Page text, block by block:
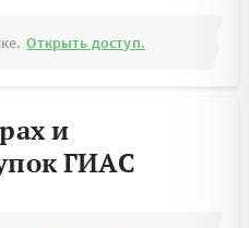
Открыть доступ.
и
ГИАС